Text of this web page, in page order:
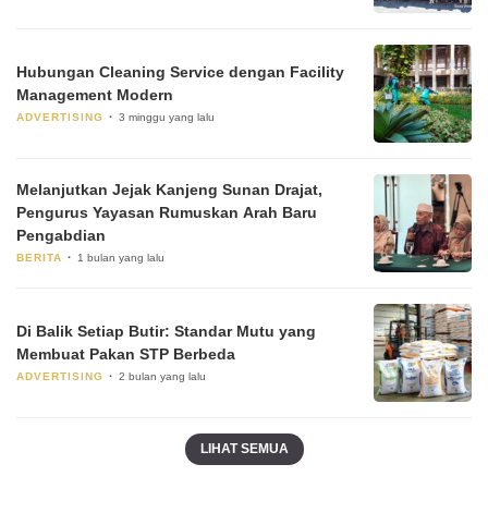
Hubungan Cleaning Service dengan Facility
Management Modern
ADVERTISING 3 minggu yang lalu
Melanjutkan Jejak Kanjeng Sunan Drajat,
Pengurus Yayasan Rumuskan Arah Baru
Pengabdian
BERITA 1 bulan yang lalu
Di Balik Setiap Butir: Standar Mutu yang
Membuat Pakan STP Berbeda
ADVERTISING 2 bulan yang lalu
LIHAT SEMUA